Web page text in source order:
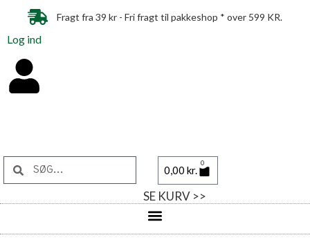
Fragt fra 39 kr - Fri fragt til pakkeshop * over 599 KR.
Log ind
0,00 kr.
0
SE KURV >>